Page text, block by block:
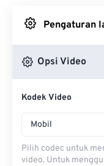
Pengaturan
Opsi Video
Kodek Video
Mobil
Pilih codec untuk
video. Untuk